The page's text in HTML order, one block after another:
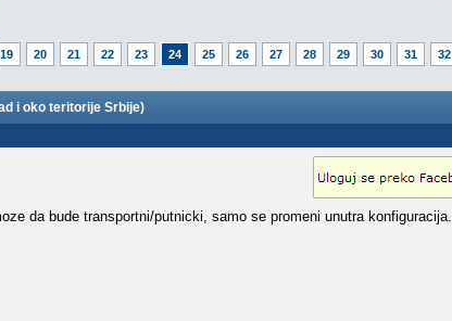
19 20 21 22 23 24 25 26 27 28 29 30 31 32
i oko teritorije Srbije)
da bude transportni/putnicki, samo se promeni unutra konfiguracija.